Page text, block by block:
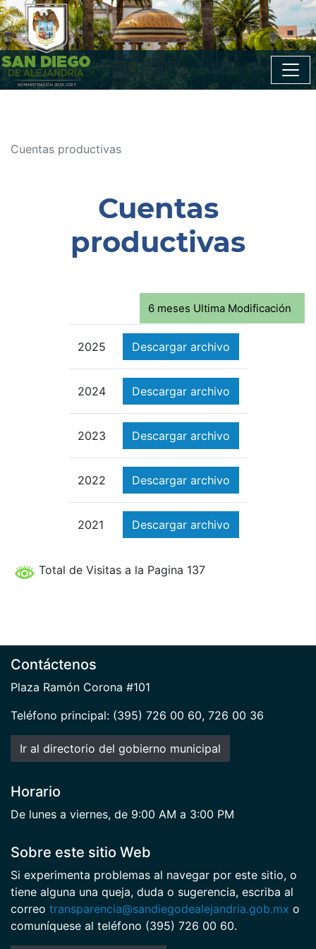
Cuentas productivas
Cuentas
productivas
6 meses Ultima Modificación
2025 Descargar archivo
2024 Descargar archivo
2023 Descargar archivo
2022 Descargar archivo
2021 Descargar archivo
Total de Visitas a la Pagina 137
Contáctenos
Plaza Ramón Corona #101
Teléfono principal: (395) 726 00 60, 726 00 36
Ir al directorio del gobierno municipal
Horario
De lunes a viernes, de 9:00 AM a 3:00 PM
Sobre este sitio Web
Si experimenta problemas al navegar por este sitio, o
tiene alguna una queja, duda o sugerencia, escriba al
correo transparencia@sandiegodealejandria.gob.mx o
comuníquese al teléfono (395) 726 00 60.